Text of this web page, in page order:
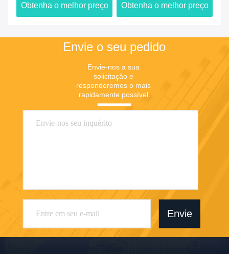
Obtenha o melhor preço Obtenha o melhor preço
Envie o seu pedido
Envie-nos a sua
solicitação e
responderemos o mais
rapidamente possível.
Envie